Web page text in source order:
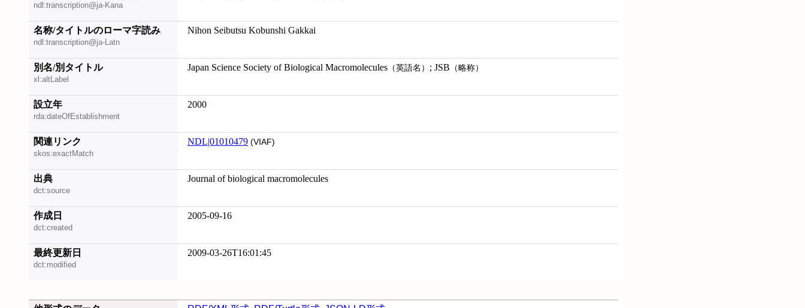
ndl:transcription@ja-Kana
名称/タイトルのローマ字読み
ndl:transcription@ja-Latn
Nihon Seibutsu Kobunshi Gakkai
別名/別タイトル
xl:altLabel
Japan Science Society of Biological Macromolecules （英語名） ; JSB （略称）
設立年
rda:dateOfEstablishment
2000
関連リンク
skos:exactMatch
NDL|01010479 (VIAF)
出典
dct:source
Journal of biological macromolecules
作成日
dct:created
2005-09-16
最終更新日
dct:modified
2009-03-26T16:01:45